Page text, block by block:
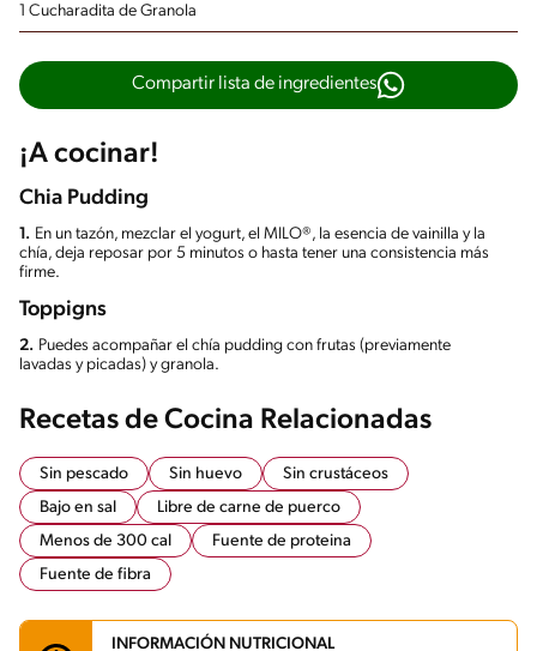
1 Cucharadita de Granola
Compartir lista de ingredientes
¡A cocinar!
Chia Pudding
1. En un tazón, mezclar el yogurt, el MILO®, la esencia de vainilla y la
chía, deja reposar por 5 minutos o hasta tener una consistencia más
firme.
Toppigns
2. Puedes acompañar el chía pudding con frutas (previamente
lavadas y picadas) y granola.
Recetas de Cocina Relacionadas
Sin pescado Sin huevo
Sin crustáceos
Bajo en sal
Libre de carne de puerco
Menos de 300 cal
Fuente de proteina
Fuente de fibra
INFORMACIÓN NUTRICIONAL